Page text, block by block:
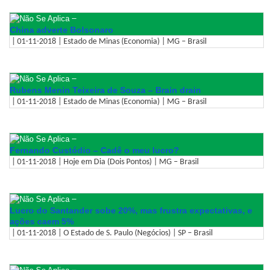
–
China adverte Bolsonaro
| 01-11-2018 | Estado de Minas (Economia) | MG – Brasil
–
Rubens Menin Teixeira de Souza – Brain drain
| 01-11-2018 | Estado de Minas (Economia) | MG – Brasil
–
Fernando Custódio – Cadê o meu lucro?
| 01-11-2018 | Hoje em Dia (Dois Pontos) | MG – Brasil
–
Lucro do Santander sobe 20%, mas frustra expectativas, e
ações caem 5%
| 01-11-2018 | O Estado de S. Paulo (Negócios) | SP – Brasil